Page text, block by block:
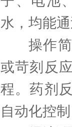
水，均能
操作
或苛刻反
程。药剂
自动化控